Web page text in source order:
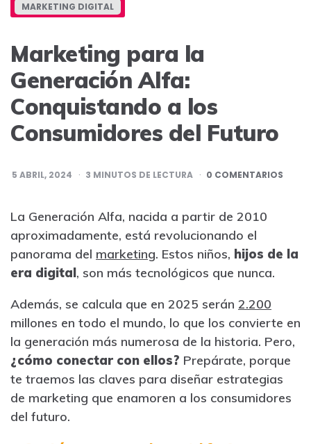
MARKETING DIGITAL
Marketing para la
Generación Alfa:
Conquistando a los
Consumidores del Futuro
5 ABRIL, 2024 3 MINUTOS DE LECTURA 0 COMENTARIOS
La Generación Alfa, nacida a partir de 2010
aproximadamente, está revolucionando el
panorama del marketing. Estos niños, hijos de la
era digital, son más tecnológicos que nunca.
Además, se calcula que en 2025 serán 2.200
millones en todo el mundo, lo que los convierte en
la generación más numerosa de la historia. Pero,
¿cómo conectar con ellos? Prepárate, porque
te traemos las claves para diseñar estrategias
de marketing que enamoren a los consumidores
del futuro.